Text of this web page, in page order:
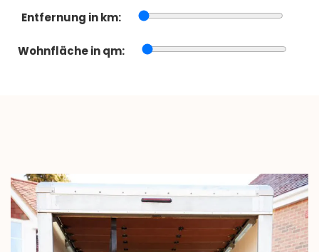
Entfernung in km:
Wohnfläche in qm: